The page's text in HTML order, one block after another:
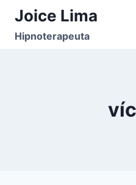
Pular
paraJoice Lima
Hipnoterapeuta